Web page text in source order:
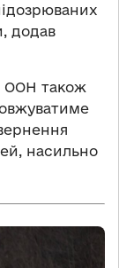
додав
ООН також
насильно